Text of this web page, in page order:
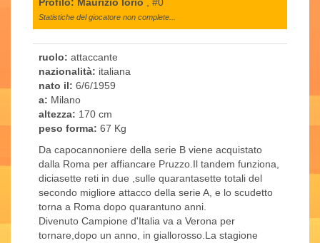
Profilo: Maurizio Iorio , #0
Statistiche del giocatore non complete...
ruolo: attaccante
nazionalità: italiana
nato il: 6/6/1959
a: Milano
altezza: 170 cm
peso forma: 67 Kg
Da capocannoniere della serie B viene acquistato
dalla Roma per affiancare Pruzzo.Il tandem funziona,
diciasette reti in due ,sulle quarantasette totali del
secondo migliore attacco della serie A, e lo scudetto
torna a Roma dopo quarantuno anni.
Divenuto Campione d'Italia va a Verona per
tornare,dopo un anno, in giallorosso.La stagione